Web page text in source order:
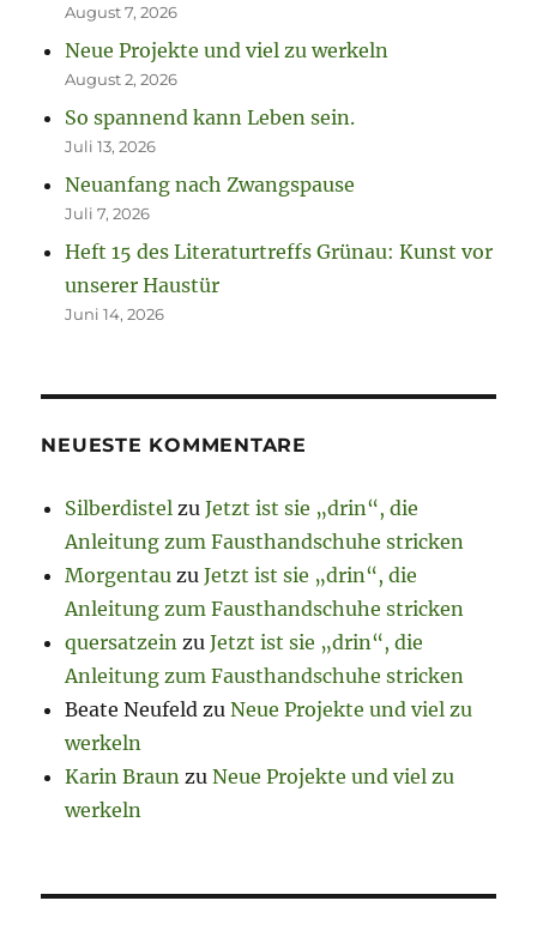
August 7, 2026
Neue Projekte und viel zu werkeln
August 2, 2026
So spannend kann Leben sein.
Juli 13, 2026
Neuanfang nach Zwangspause
Juli 7, 2026
Heft 15 des Literaturtreffs Grünau: Kunst vor
unserer Haustür
Juni 14, 2026
NEUESTE KOMMENTARE
Silberdistel zuJetzt ist sie „drin“, die
Anleitung zum Fausthandschuhe stricken
Morgentau zuJetzt ist sie „drin“, die
Anleitung zum Fausthandschuhe stricken
quersatzein zuJetzt ist sie „drin“, die
Anleitung zum Fausthandschuhe stricken
Beate Neufeld zuNeue Projekte und viel zu
werkeln
Karin Braun zuNeue Projekte und viel zu
werkeln